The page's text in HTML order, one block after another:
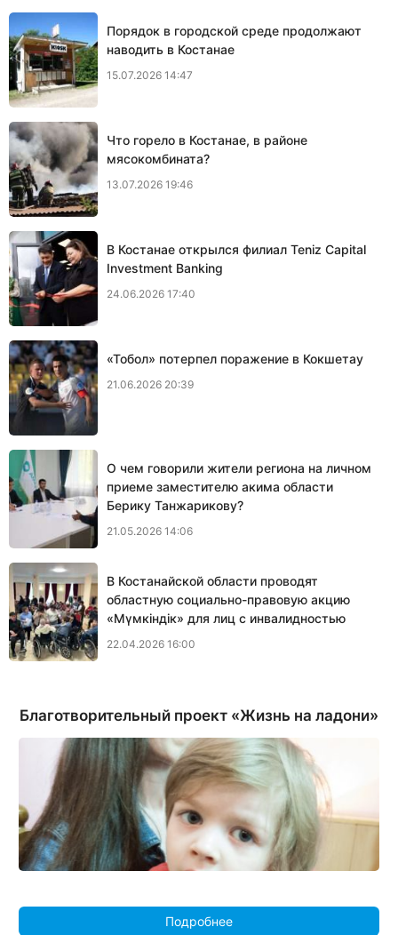
Порядок в городской среде продолжают
наводить в Костанае
15.07.2026 14:47
Что горело в Костанае, в районе
мясокомбината?
13.07.2026 19:46
В Костанае открылся филиал Teniz Capital
Investment Banking
24.06.2026 17:40
«Тобол» потерпел поражение в Кокшетау
21.06.2026 20:39
О чем говорили жители региона на личном
приеме заместителю акима области
Берику Танжарикову?
21.05.2026 14:06
В Костанайской области проводят
областную социально-правовую акцию
«Мүмкіндік» для лиц с инвалидностью
22.04.2026 16:00
Благотворительный проект «Жизнь на ладони»
Подробнее